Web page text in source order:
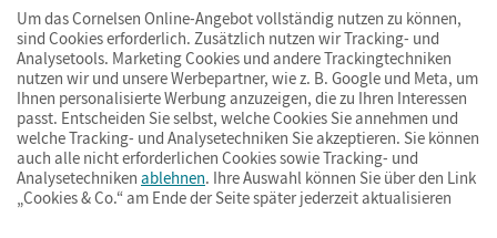
ImpressumAGBDatenschutzBarrierefreiheitCookies & Co.
Um das Cornelsen Online-Angebot vollständig nutzen zu können,
sind Cookies erforderlich. Zusätzlich nutzen wir Tracking- und
Analysetools. Marketing Cookies und andere Trackingtechniken
nutzen wir und unsere Werbepartner, wie z. B. Google und Meta, um
Ihnen personalisierte Werbung anzuzeigen, die zu Ihren Interessen
passt. Entscheiden Sie selbst, welche Cookies Sie annehmen und
welche Tracking- und Analysetechniken Sie akzeptieren. Sie können
auch alle nicht erforderlichen Cookies sowie Tracking- und
Analysetechniken ablehnen. Ihre Auswahl können Sie über den Link
„Cookies & Co.“ am Ende der Seite später jederzeit aktualisieren